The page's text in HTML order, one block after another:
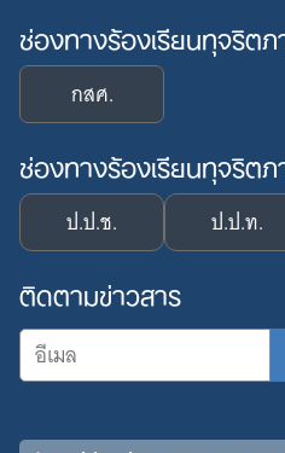
ช่องทางร้องเรียนทุจริตภ
กสศ.
ช่องทางร้องเรียนทุจริต
ป.ป.ช. ป.ป.ท.
ติดตามข่าวสาร